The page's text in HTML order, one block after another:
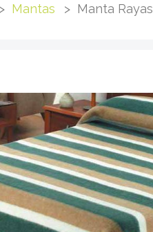
Mantas Manta Rayas